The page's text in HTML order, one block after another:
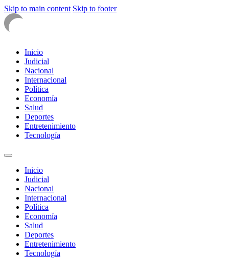
Skip to main content Skip to footer
Inicio
Judicial
Nacional
Internacional
Política
Economía
Salud
Deportes
Entretenimiento
Tecnología
Inicio
Judicial
Nacional
Internacional
Política
Economía
Salud
Deportes
Entretenimiento
Tecnología